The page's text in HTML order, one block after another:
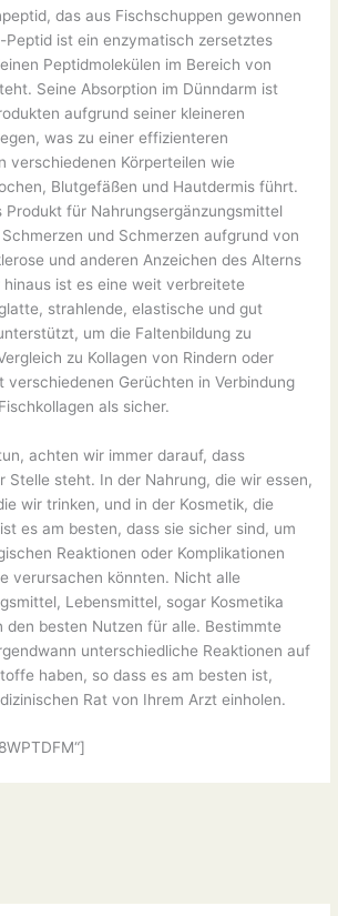
das aus Fischschuppen gewonnen
Peptid ist ein enzymatisch zersetztes
Peptidmolekülen im Bereich von
Seine Absorption im Dünndarm ist
aufgrund seiner kleineren
was zu einer effizienteren
verschiedenen Körperteilen wie
Blutgefäßen und Hautdermis führt.
Produkt für Nahrungsergänzungsmittel
und Schmerzen aufgrund von
und anderen Anzeichen des Alterns
hinaus ist es eine weit verbreitete
strahlende, elastische und gut
um die Faltenbildung zu
zu Kollagen von Rindern oder
verschiedenen Gerüchten in Verbindung
als sicher.
achten wir immer darauf, dass
Stelle steht. In der Nahrung, die wir essen,
wir trinken, und in der Kosmetik, die
es am besten, dass sie sicher sind, um
Reaktionen oder Komplikationen
verursachen könnten. Nicht alle
Lebensmittel, sogar Kosmetika
den besten Nutzen für alle. Bestimmte
unterschiedliche Reaktionen auf
haben, so dass es am besten ist,
Rat von Ihrem Arzt einholen.